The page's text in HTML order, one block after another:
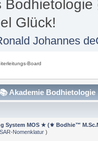
Glück!
Johannes
Board
Akademie
System MOS ★ (⚜ Bodhie™
Nomenklatur)